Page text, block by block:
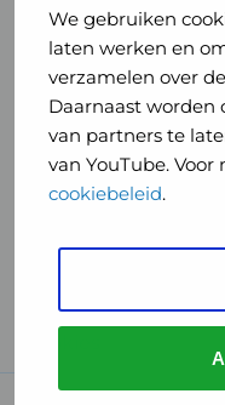
We gebruiken
laten werken en
verzamelen over
Daarnaast
van partners te
van YouTube.
cookiebeleid.
of
GGD
GHOR
of
GGD
GHOR
GGD Reizen op
GGD Reizen
GGD Reisvaccinaties